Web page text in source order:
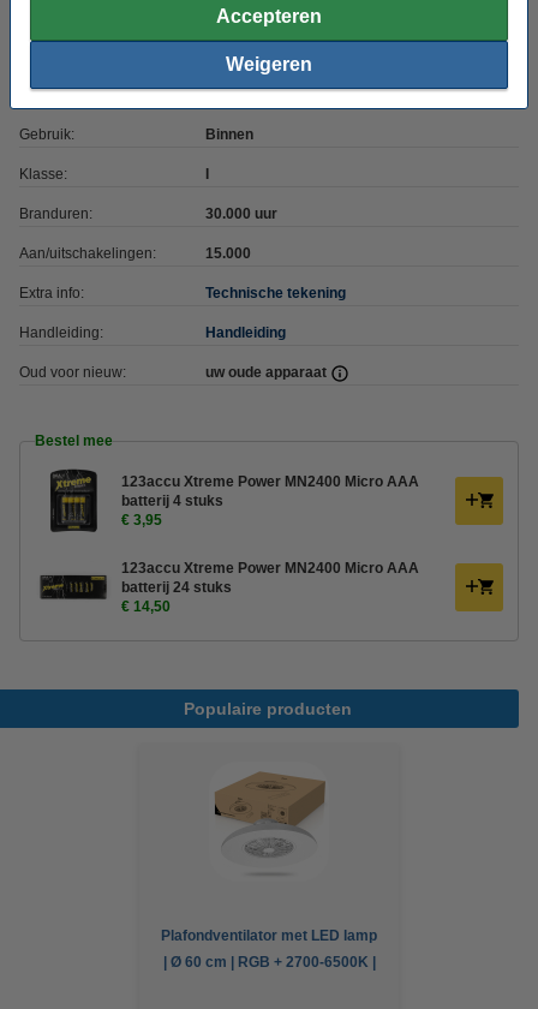
Accepteren
Weigeren
23 cm
Ø 73,5 cm
Beschermingsniveau: IP20
Gebruik: Binnen
Klasse:
Branduren: 30.000 uur
Aan/uitschakelingen: 15.000
Extra info: Technische tekening
Handleiding: Handleiding
Oud voor nieuw: uw oude apparaat
Bestel mee
123accu Xtreme Power MN2400 Micro AAA
batterij 4 stuks
€ 3,95
123accu Xtreme Power MN2400 Micro AAA
batterij 24 stuks
€ 14,50
Populaire producten
Plafondventilator met LED lamp
| Ø 60 cm | RGB + 2700-6500K |